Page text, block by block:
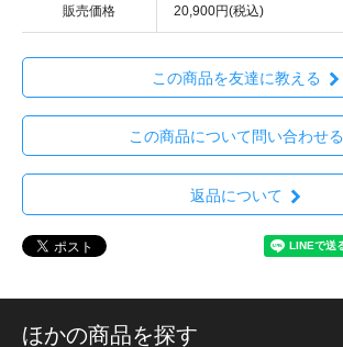
販売価格 20,900円(税込)
この商品を友達に教える
この商品について問い合わせる
返品について
ほかの商品を探す